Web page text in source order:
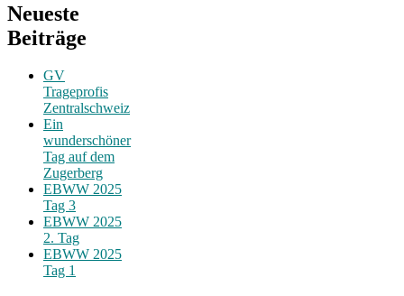
Neueste
Beiträge
GV
Trageprofis
Zentralschweiz
Ein
wunderschöner
Tag auf dem
Zugerberg
EBWW 2025
Tag 3
EBWW 2025
2. Tag
EBWW 2025
Tag 1